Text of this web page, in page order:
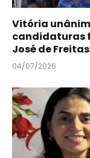
Vitória
candidaturas
José de
04/07/2026